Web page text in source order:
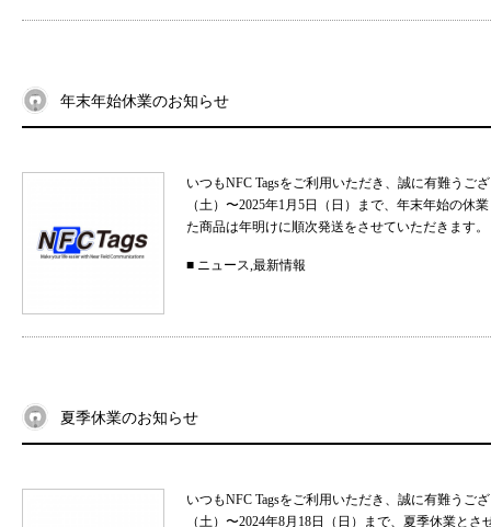
年末年始休業のお知らせ
いつもNFC Tagsをご利用いただき、誠に有難う
（土）〜2025年1月5日（日）まで、年末年始の
た商品は年明けに順次発送をさせていただきま
■ ニュース,最新情報
夏季休業のお知らせ
いつもNFC Tagsをご利用いただき、誠に有難う
（土）〜2024年8月18日（日）まで、夏季休業と